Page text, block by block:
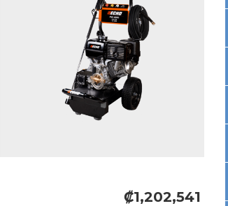
₡1,202,541